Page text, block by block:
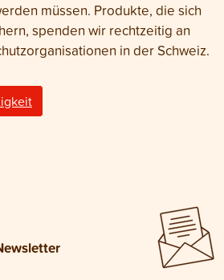
müssen. Produkte, die sich
spenden wir rechtzeitig an
in der Schweiz.